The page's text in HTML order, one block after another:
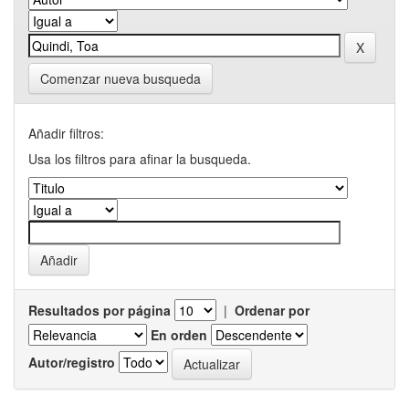
Comenzar nueva busqueda
Añadir filtros:
Usa los filtros para afinar la busqueda.
Resultados por página | Ordenar por
En orden
Autor/registro